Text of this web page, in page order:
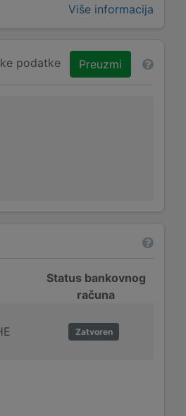
Više informacija
podatke Preuzmi
Status bankovnog
računa
Zatvoren